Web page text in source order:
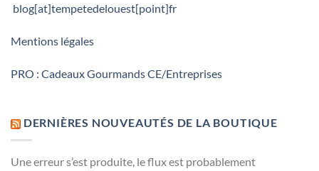
blog[at]tempetedelouest[point]fr
Mentions légales
PRO : Cadeaux Gourmands CE/Entreprises
DERNIÈRES NOUVEAUTÉS DE LA BOUTIQUE
Une erreur s’est produite, le flux est probablement